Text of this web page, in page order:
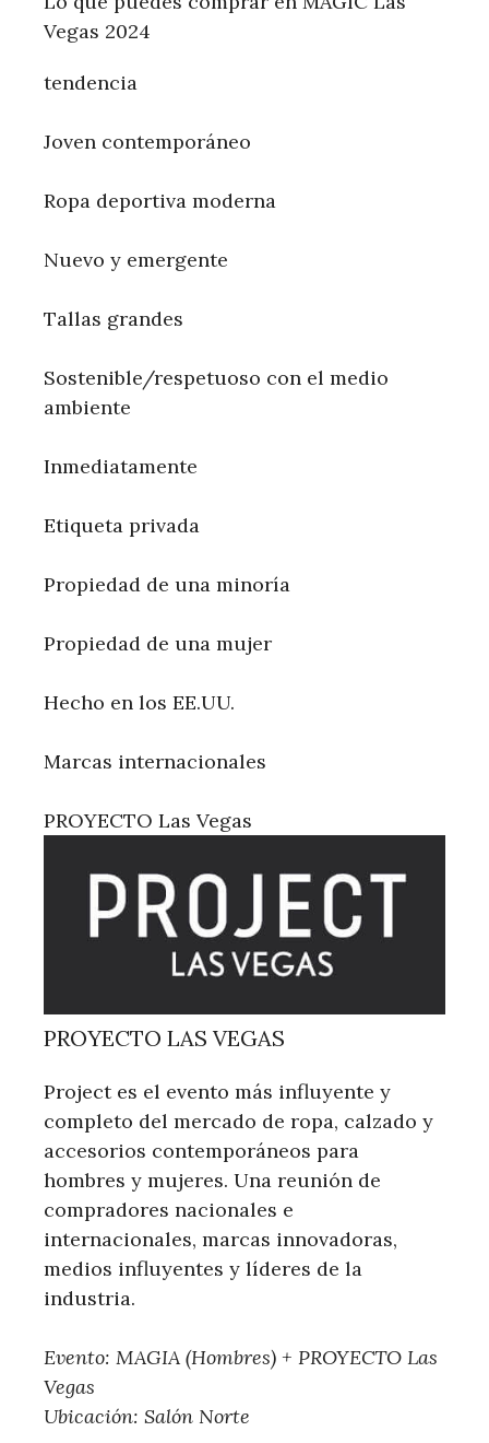
Vegas 2024
tendencia
Joven contemporáneo
Ropa deportiva moderna
Nuevo y emergente
Tallas grandes
Sostenible/respetuoso con el medio
ambiente
Inmediatamente
Etiqueta privada
Propiedad de una minoría
Propiedad de una mujer
Hecho en los EE.UU.
Marcas internacionales
PROYECTO Las Vegas
PROYECTO LAS VEGAS
Project es el evento más influyente y
completo del mercado de ropa, calzado y
accesorios contemporáneos para
hombres y mujeres. Una reunión de
compradores nacionales e
internacionales, marcas innovadoras,
medios influyentes y líderes de la
industria.
Evento: MAGIA (Hombres) + PROYECTO Las
Vegas
Ubicación: Salón Norte